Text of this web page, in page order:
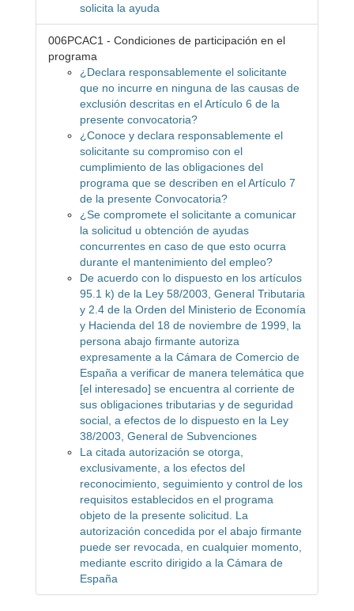
solicita la ayuda
006PCAC1 - Condiciones de participación en el
programa
¿Declara responsablemente el solicitante
que no incurre en ninguna de las causas de
exclusión descritas en el Artículo 6 de la
presente convocatoria?
¿Conoce y declara responsablemente el
solicitante su compromiso con el
cumplimiento de las obligaciones del
programa que se describen en el Artículo 7
de la presente Convocatoria?
¿Se compromete el solicitante a comunicar
la solicitud u obtención de ayudas
concurrentes en caso de que esto ocurra
durante el mantenimiento del empleo?
De acuerdo con lo dispuesto en los artículos
95.1 k) de la Ley 58/2003, General Tributaria
y 2.4 de la Orden del Ministerio de Economía
y Hacienda del 18 de noviembre de 1999, la
persona abajo firmante autoriza
expresamente a la Cámara de Comercio de
España a verificar de manera telemática que
[el interesado] se encuentra al corriente de
sus obligaciones tributarias y de seguridad
social, a efectos de lo dispuesto en la Ley
38/2003, General de Subvenciones
La citada autorización se otorga,
exclusivamente, a los efectos del
reconocimiento, seguimiento y control de los
requisitos establecidos en el programa
objeto de la presente solicitud. La
autorización concedida por el abajo firmante
puede ser revocada, en cualquier momento,
mediante escrito dirigido a la Cámara de
España